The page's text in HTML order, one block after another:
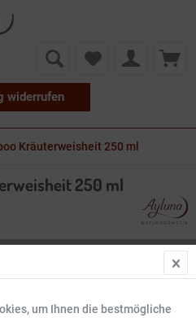
widerrufen
Kräuterweisheit 250 ml
250 ml
um Ihnen die bestmögliche